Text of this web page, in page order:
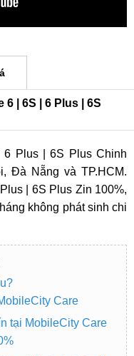
| 6S | 6 Plus | 6S
Plus | 6S Plus Chinh
Đà Nẵng và TP.HCM.
| 6S Plus Zin 100%,
không phát sinh chi
Care
tại MobileCity Care